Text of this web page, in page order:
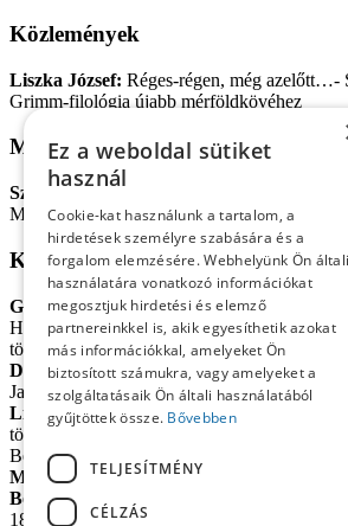
Közlemények
Liszka József: Réges-régen, még azelőtt…-
Grimm-filológia újabb mérföldkövéhez
Műhely
Szarka László:
Kisebbségkutatási
Magyarországon
Könyvek
Gazdag Vilmos:Beregszászi Anikó–Dudics
Huszonkettő. A kárpátaljai magyar
története
Dančo Jakab Veronika:Hizsnyai Tóth
Jaffás és Kofolás beszélgetései a magyar
Liszka József:Kurhajcová, Alica: Nyilvános
történelmi emlékezet Magyarországon
Besztercebánya, Zólyom, Losonc és
Magyar Zoltán:Nógrády Árpád: Sáros
Bodnár Krisztián:
Kedves Gyula–Pelyach
1848–1849. évi országgyűlés mártírjai.
Ez a weboldal sütiket
használ
Cookie-kat használunk a tartalom, a
hirdetések személyre szabására és a
forgalom elemzésére. Webhelyünk Ön általi
használatára vonatkozó információkat
megosztjuk hirdetési és elemző
partnereinkkel is, akik egyesíthetik azokat
más információkkal, amelyeket Ön
biztosított számukra, vagy amelyeket a
szolgáltatásaik Ön általi használatából
gyűjtöttek össze. Bővebben
TELJESÍTMÉNY
CÉLZÁS